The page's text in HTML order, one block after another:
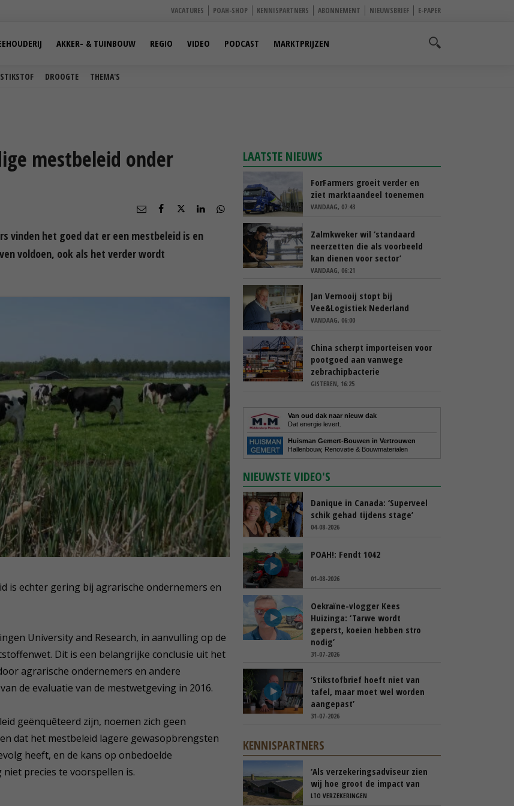
VACATURES POAH-SHOP KENNISPARTNERS ABONNEMENT NIEUWSBRIEF E-PAPER
STIKSTOF DROOGTE THEMA'S
AKKER- & TUINBOUW REGIO VIDEO PODCAST MARKTPRIJZEN
mestbeleid onder
vinden het goed dat er een mestbeleid is en
voldoen, ook als het verder wordt
is echter gering bij agrarische ondernemers en
University and Research, in aanvulling op de
Dit is een belangrijke conclusie uit het
agrarische ondernemers en andere
de evaluatie van de mestwetgeving in 2016.
geënquêteerd zijn, noemen zich geen
dat het mestbeleid lagere gewasopbrengsten
heeft, en de kans op onbedoelde
precies te voorspellen is.
LAATSTE NIEUWS
ForFarmers groeit verder en
ziet marktaandeel toenemen
VANDAAG, 07:43
Zalmkweker wil ‘standaard
neerzetten die als voorbeeld
kan dienen voor sector’
VANDAAG, 06:21
Jan Vernooij stopt bij
Vee&Logistiek Nederland
VANDAAG, 06:00
China scherpt importeisen voor
pootgoed aan vanwege
zebrachipbacterie
GISTEREN, 16:25
Van oud dak naar nieuw dak
Dat energie levert.
Huisman Gemert-Bouwen in Vertrouwen
Hallenbouw, Renovatie & Bouwmaterialen
NIEUWSTE VIDEO'S
Danique in Canada: ‘Superveel
schik gehad tijdens stage’
04-08-2026
POAH!: Fendt 1042
01-08-2026
Oekraïne-vlogger Kees
Huizinga: ‘Tarwe wordt
geperst, koeien hebben stro
nodig’
31-07-2026
‘Stikstofbrief hoeft niet van
tafel, maar moet wel worden
aangepast’
31-07-2026
KENNISPARTNERS
‘Als verzekeringsadviseur zien
wij hoe groot de impact van
een stalbrand kan zijn’
LTO VERZEKERINGEN